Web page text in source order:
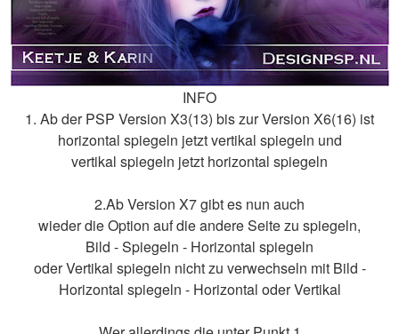
INFO
1. Ab der PSP Version X3(13) bis zur Version X6(16) ist
horizontal spiegeln jetzt vertikal spiegeln und
vertikal spiegeln jetzt horizontal spiegeln
2.Ab Version X7 gibt es nun auch
wieder die Option auf die andere Seite zu spiegeln,
Bild - Spiegeln - Horizontal spiegeln
oder Vertikal spiegeln nicht zu verwechseln mit Bild -
Horizontal spiegeln - Horizontal oder Vertikal